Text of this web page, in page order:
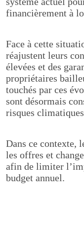
financièrement à
Face à cette
réajustent leurs
élevées et des
propriétaires
touchés par ces
sont désormais
risques
Dans ce contexte,
les offres et
afin de limiter
budget annuel.